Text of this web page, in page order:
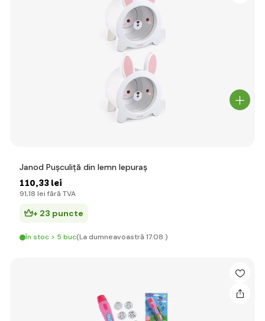
Janod Pușculiță din lemn Iepuraș
110,33 lei
91,18 lei fără TVA
+ 23 puncte
În stoc > 5 buc(La dumneavoastră 17.08.)